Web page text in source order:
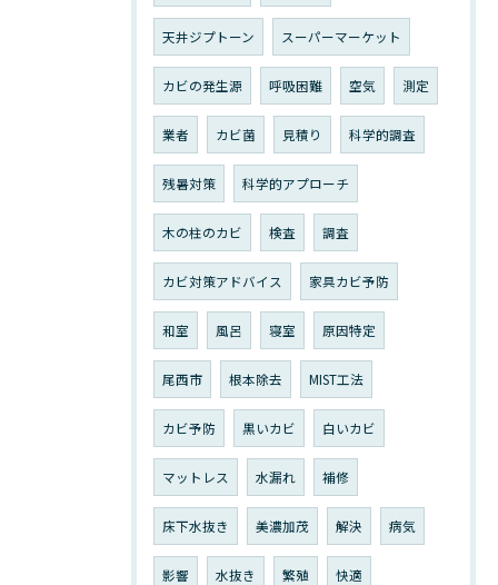
天井ジプトーン スーパーマーケット
カビの発生源 呼吸困難 空気 測定
業者 カビ菌 見積り 科学的調査
残暑対策 科学的アプローチ
木の柱のカビ 検査 調査
カビ対策アドバイス 家具カビ予防
和室 風呂 寝室 原因特定
尾西市 根本除去 MIST工法
カビ予防 黒いカビ 白いカビ
マットレス 水漏れ 補修
床下水抜き 美濃加茂 解決 病気
影響 水抜き 繁殖 快適